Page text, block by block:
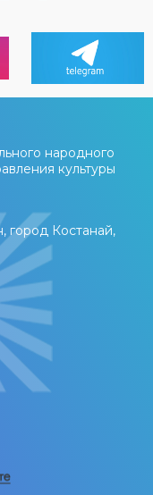
народного
культуры
город Костанай,